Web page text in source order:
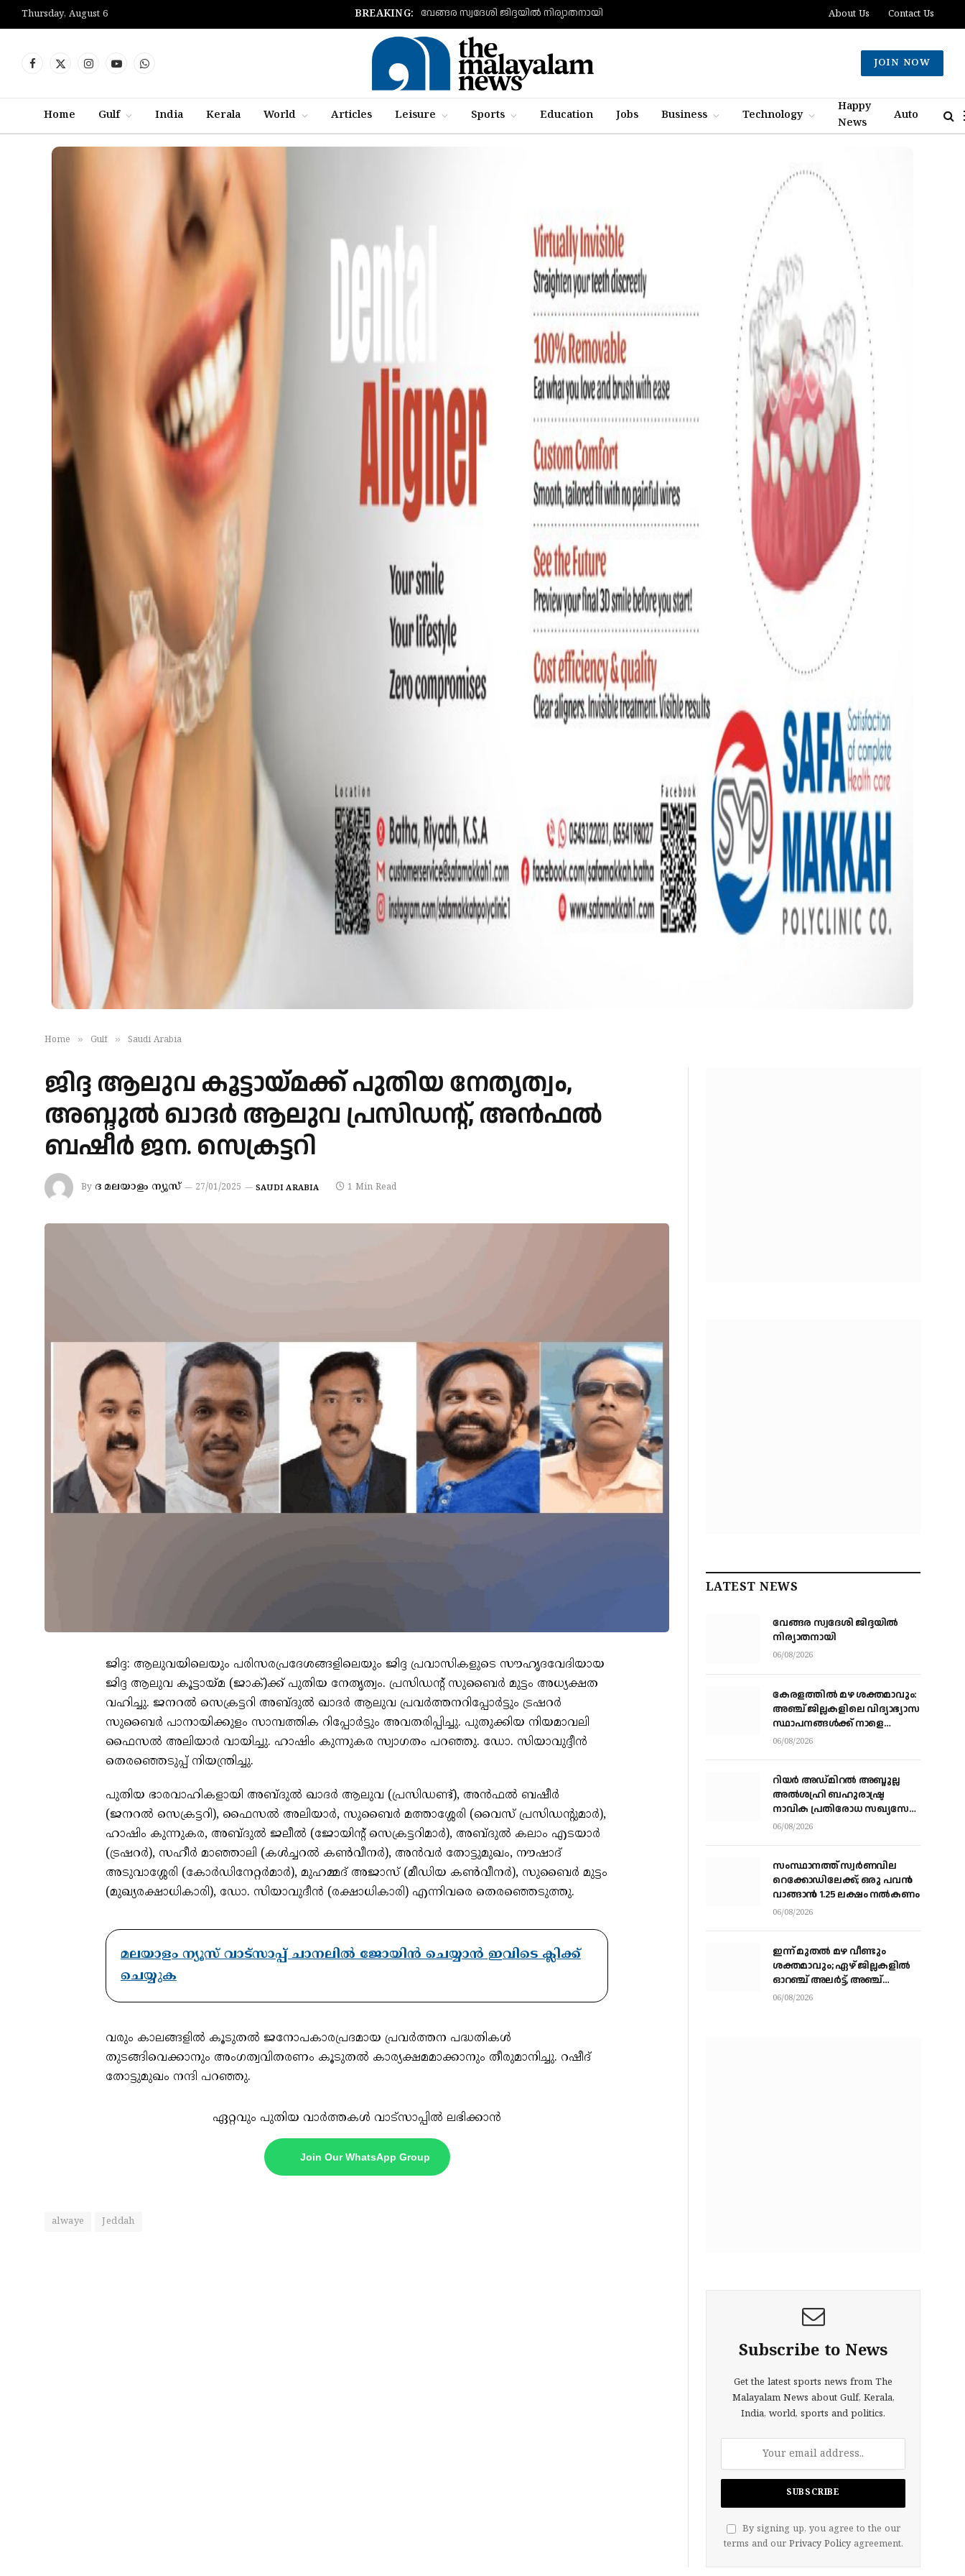
Thursday, August 6 BREAKING: വേങ്ങര സ്വദേശി ജിദ്ദയിൽ നിര്യാതനായി About Us Contact Us
Facebook
X
InstagramYouTubeWhatsApp
JOIN NOW
Home Gulf India Kerala World Articles Leisure Sports Education Jobs Business Technology
Happy
News
Auto
Home » Gulf » Saudi Arabia
ജിദ്ദ ആലുവ കൂട്ടായ്മക്ക് പുതിയ നേതൃത്വം,
അബ്ദുൽ ഖാദർ ആലുവ പ്രസിഡന്റ്, അൻഫൽ
ബഷീർ ജന. സെക്രട്ടറി
By ദ മലയാളം ന്യൂസ് 27/01/2025 SAUDI ARABIA 1 Min Read
ജിദ്ദ: ആലുവയിലെയും പരിസരപ്രദേശങ്ങളിലെയും ജിദ്ദ പ്രവാസികളുടെ സൗഹൃദവേദിയായ
ജിദ്ദ ആലുവ കൂട്ടായ്മ (ജാക്)ക്ക് പുതിയ നേതൃത്വം. പ്രസിഡന്റ് സുബൈര്‍ മുട്ടം അധ്യക്ഷത
വഹിച്ചു. ജനറല്‍ സെക്രട്ടറി അബ്ദുല്‍ ഖാദര്‍ ആലുവ പ്രവര്‍ത്തനറിപ്പോര്‍ട്ടും ട്രഷറര്‍
സുബൈര്‍ പാനായിക്കുളം സാമ്പത്തിക റിപ്പോര്‍ട്ടും അവതരിപ്പിച്ചു. പുതുക്കിയ നിയമാവലി
ഫൈസല്‍ അലിയാര്‍ വായിച്ചു. ഹാഷിം കുന്നുകര സ്വാഗതം പറഞ്ഞു. ഡോ. സിയാവുദ്ദീന്‍
തെരഞ്ഞെടുപ്പ് നിയന്ത്രിച്ചു.
പുതിയ ഭാരവാഹികളായി അബ്ദുല്‍ ഖാദര്‍ ആലുവ (പ്രസിഡണ്ട്), അന്‍ഫല്‍ ബഷീര്‍
(ജനറല്‍ സെക്രട്ടറി), ഫൈസല്‍ അലിയാര്‍, സുബൈര്‍ മത്താശ്ശേരി (വൈസ് പ്രസിഡന്റുമാര്‍),
ഹാഷിം കുന്നുകര, അബ്ദുല്‍ ജലീല്‍ (ജോയിന്റ് സെക്രട്ടറിമാര്‍), അബ്ദുല്‍ കലാം എടയാര്‍
(ട്രഷറര്‍), സഹീര്‍ മാഞ്ഞാലി (കള്‍ച്ചറല്‍ കണ്‍വീനര്‍), അന്‍വര്‍ തോട്ടുമുഖം, നൗഷാദ്
അടുവാശ്ശേരി (കോര്‍ഡിനേറ്റര്‍മാര്‍), മുഹമ്മദ് അജാസ് (മീഡിയ കണ്‍വീനര്‍), സുബൈര്‍ മുട്ടം
(മുഖ്യരക്ഷാധികാരി), ഡോ. സിയാവുദീന്‍ (രക്ഷാധികാരി) എന്നിവരെ തെരഞ്ഞെടുത്തു.
മലയാളം ന്യൂസ് വാട്സാപ്പ് ചാനലിൽ ജോയിൻ ചെയ്യാൻ ഇവിടെ ക്ലിക്ക്
ചെയ്യുക
വരും കാലങ്ങളില്‍ കൂടുതല്‍ ജനോപകാരപ്രദമായ പ്രവര്‍ത്തന പദ്ധതികള്‍
തുടങ്ങിവെക്കാനും അംഗത്വവിതരണം കൂടുതല്‍ കാര്യക്ഷമമാക്കാനും തീരുമാനിച്ചു. റഷീദ്
തോട്ടുമുഖം നന്ദി പറഞ്ഞു.
ഏറ്റവും പുതിയ വാർത്തകൾ വാട്സാപ്പിൽ ലഭിക്കാൻ
Join Our WhatsApp Group
alwaye Jeddah
LATEST NEWS
വേങ്ങര സ്വദേശി ജിദ്ദയിൽ
നിര്യാതനായി
06/08/2026
കേരളത്തില്‍ മഴ ശക്തമാവും:
അഞ്ച് ജില്ലകളിലെ വിദ്യാഭ്യാസ
സ്ഥാപനങ്ങള്‍ക്ക് നാളെ
അവധി
06/08/2026
റിയര്‍ അഡ്മിറല്‍ അബ്ദുല്ല
അല്‍ശഹ്രി ബഹുരാഷ്ട്ര
നാവിക പ്രതിരോധ സഖ്യസേന
കമാന്‍ഡര്‍
06/08/2026
സംസ്ഥാനത്ത് സ്വര്‍ണവില
റെക്കോഡിലേക്ക്; ഒരു പവന്‍
വാങ്ങാന്‍ 1.25 ലക്ഷം നല്‍കണം
06/08/2026
ഇന്ന് മുതല്‍ മഴ വീണ്ടും
ശക്തമാവും; ഏഴ് ജില്ലകളില്‍
ഓറഞ്ച് അലര്‍ട്ട്, അഞ്ച്
താലൂക്കുകളില്‍ അവധി
06/08/2026
Subscribe to News
Get the latest sports news from The
Malayalam News about Gulf, Kerala,
India, world, sports and politics.
By signing up, you agree to the our
terms and our Privacy Policyagreement.